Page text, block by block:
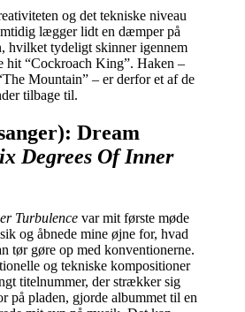
og det tekniske niveau
lægger lidt en dæmper på
hvilket tydeligt skinner igennem
hit “Cockroach King”. Haken –
Mountain” – er derfor et af de
tilbage til.
Dream
Degrees Of Inner
Turbulence var mit første møde
og åbnede mine øjne for, hvad
tør gøre op med konventionerne.
og tekniske kompositioner
titelnummer, der strækker sig
på pladen, gjorde albummet til en